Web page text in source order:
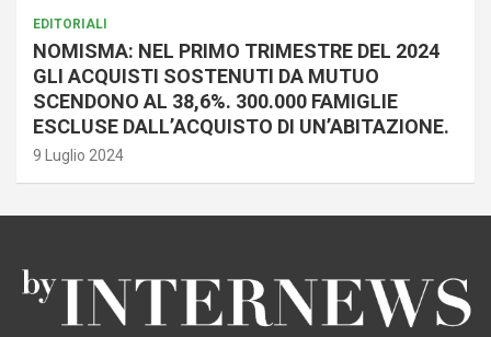
EDITORIALI
NOMISMA: NEL PRIMO TRIMESTRE DEL 2024
GLI ACQUISTI SOSTENUTI DA MUTUO
SCENDONO AL 38,6%. 300.000 FAMIGLIE
ESCLUSE DALL’ACQUISTO DI UN’ABITAZIONE.
9 Luglio 2024